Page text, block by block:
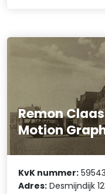
Remon
Motion
KvK nummer:
Adres: Desmijndijk